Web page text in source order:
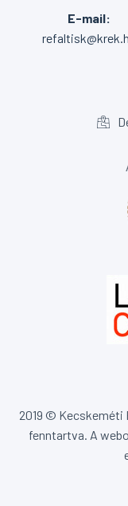
E-mail:
2019 © Kecskeméti
fenntartva. A